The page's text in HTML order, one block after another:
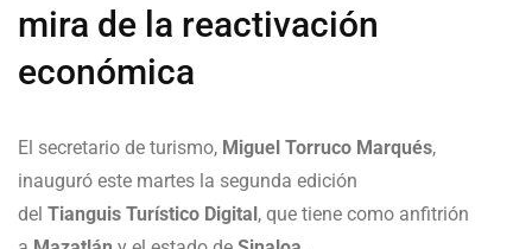
mira de la reactivación
económica
El secretario de turismo, Miguel Torruco Marqués,
inauguró este martes la segunda edición
del Tianguis Turístico Digital , que tiene como anfitrión